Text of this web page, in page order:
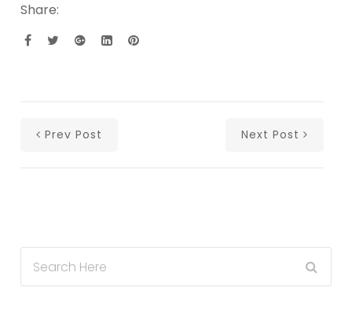
Share:
Prev Post Next Post